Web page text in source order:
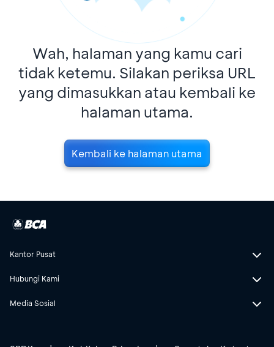
Wah, halaman yang kamu cari
tidak ketemu. Silakan periksa URL
yang dimasukkan atau kembali ke
halaman utama.
Kembali ke halaman utama
Kantor Pusat
Hubungi Kami
Media Sosial